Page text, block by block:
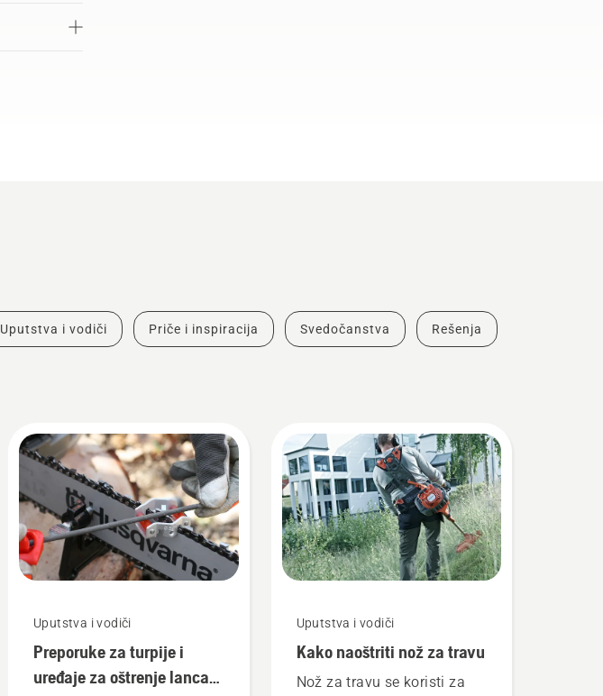
Uputstva i vodiči Priče i inspiracija Svedočanstva Rešenja
Uputstva i vodiči
Preporuke za turpije i
uređaje za oštrenje lanca
Uputstva i vodiči
Kako naoštriti nož za travu
Nož za travu se koristi za